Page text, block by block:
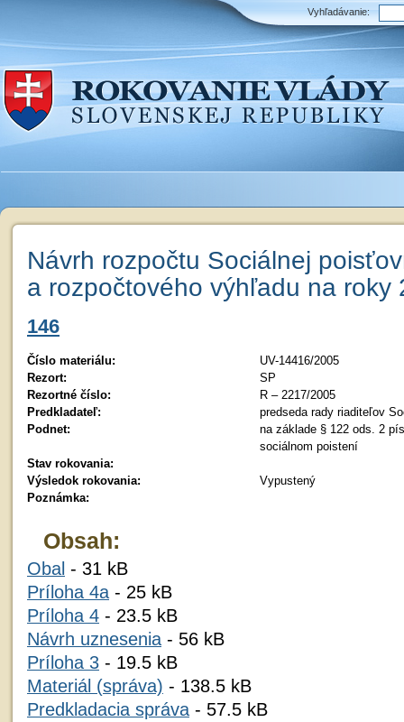
Vyhľadávanie:
Návrh rozpočtu Sociálnej
a rozpočtového výhľadu na roky
146
Číslo materiálu:
UV-14416/2005
Rezort:
SP
Rezortné číslo:
R – 2217/2005
Predkladateľ:
predseda rady riaditeľov
Podnet:
na základe § 122 ods. 2
sociálnom poistení
Stav rokovania:
Výsledok rokovania:
Vypustený
Poznámka:
Obsah:
Obal - 31 kB
Príloha 4a - 25 kB
Príloha 4 - 23.5 kB
Návrh uznesenia - 56 kB
Príloha 3 - 19.5 kB
Materiál (správa) - 138.5 kB
Predkladacia správa - 57.5 kB